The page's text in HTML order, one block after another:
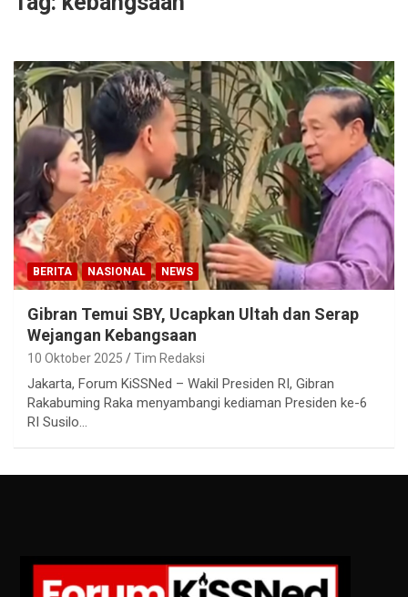
BERITA NASIONAL NEWS
Gibran Temui SBY, Ucapkan Ultah dan Serap
Wejangan Kebangsaan
10 Oktober 2025 Tim Redaksi
Jakarta, Forum KiSSNed – Wakil Presiden RI, Gibran
Rakabuming Raka menyambangi kediaman Presiden ke-6
RI Susilo…